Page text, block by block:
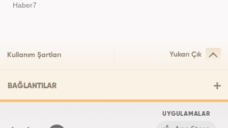
Haber7
Kullanım Şartları Yukarı Çık
BAĞLANTILAR
UYGULAMALAR